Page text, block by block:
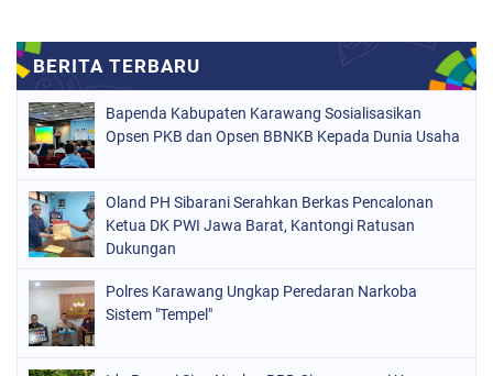
Bapenda Kabupaten Karawang Sosialisasikan
Opsen PKB dan Opsen BBNKB Kepada Dunia Usaha
Oland PH Sibarani Serahkan Berkas Pencalonan
Ketua DK PWI Jawa Barat, Kantongi Ratusan
Dukungan
Polres Karawang Ungkap Peredaran Narkoba
Sistem "Tempel"